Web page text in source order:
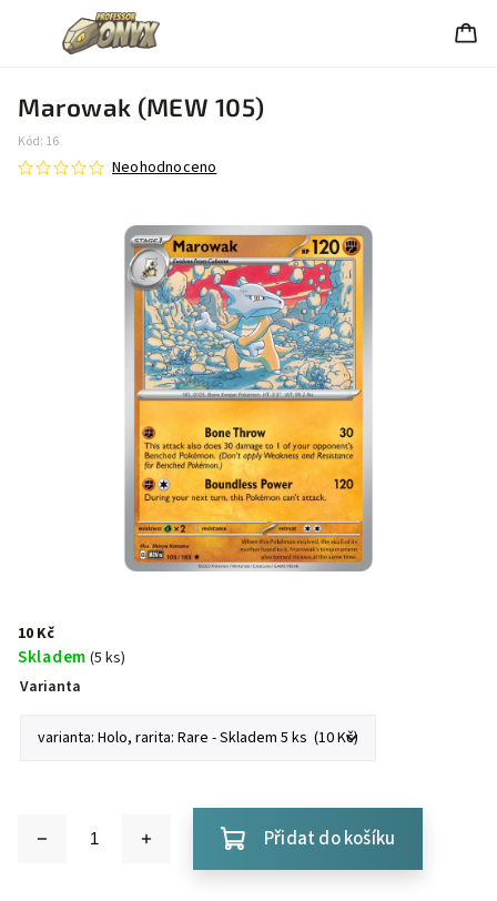
Marowak (MEW 105)
Kód: 16
Neohodnoceno
10 Kč
Skladem (5 ks)
Varianta
Přidat do košíku